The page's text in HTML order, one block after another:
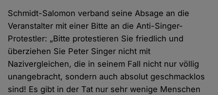
Schmidt-Salomon verband seine Absage an die
Veranstalter mit einer Bitte an die Anti-Singer-
Protestler: „Bitte protestieren Sie friedlich und
überziehen Sie Peter Singer nicht mit
Nazivergleichen, die in seinem Fall nicht nur völlig
unangebracht, sondern auch absolut geschmacklos
sind! Es gibt in der Tat nur sehr wenige Menschen